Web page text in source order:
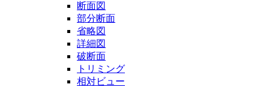
断面図
部分断面
省略図
詳細図
破断面
トリミング
相対ビュー